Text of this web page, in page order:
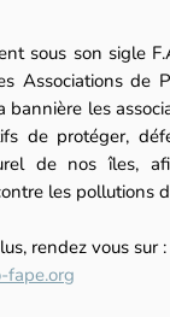
sous son sigle
Associations de
bannière les
de protéger,
de nos îles,
les pollutions
rendez vous sur :